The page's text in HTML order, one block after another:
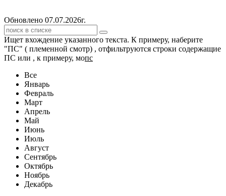
Обновлено 07.07.2026г.
Ищет вхождение указанного текста. К примеру, наберите
"ПС" ( племенной смотр) , отфильтруются строки содержащие
ПС или , к примеру, мопс
Все
Январь
Февраль
Март
Апрель
Май
Июнь
Июль
Август
Сентябрь
Октябрь
Ноябрь
Декабрь